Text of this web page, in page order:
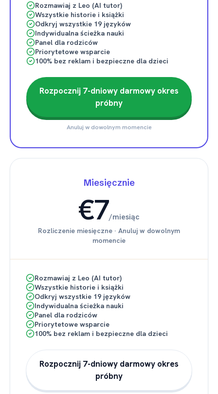
Rozmawiaj z Leo (AI tutor)
Wszystkie historie i książki
Odkryj wszystkie 19 języków
Indywidualna ścieżka nauki
Panel dla rodziców
Priorytetowe wsparcie
100% bez reklam i bezpieczne dla dzieci
Rozpocznij 7-dniowy darmowy okres
próbny
Anuluj w dowolnym momencie
Miesięcznie
€7/miesiąc
Rozliczenie miesięczne · Anuluj w dowolnym
momencie
Rozmawiaj z Leo (AI tutor)
Wszystkie historie i książki
Odkryj wszystkie 19 języków
Indywidualna ścieżka nauki
Panel dla rodziców
Priorytetowe wsparcie
100% bez reklam i bezpieczne dla dzieci
Rozpocznij 7-dniowy darmowy okres
próbny